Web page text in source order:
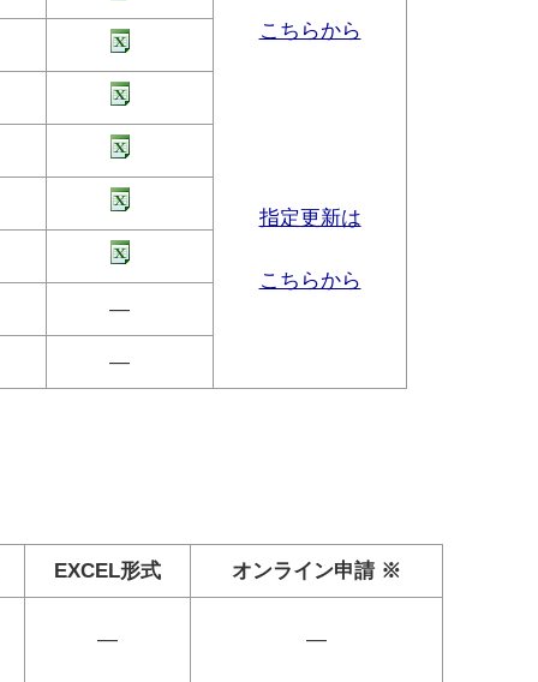
こちらから
指定更新は
こちらから
―
―
EXCEL形式 オンライン申請 ※
― ―